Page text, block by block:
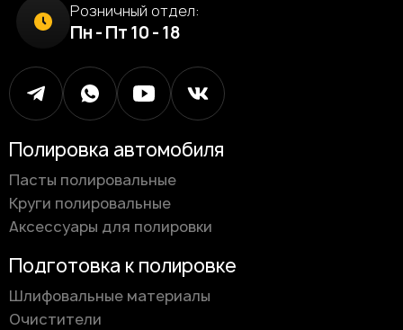
Розничный отдел:
Пн - Пт 10 - 18
Полировка автомобиля
Пасты полировальные
Круги полировальные
Аксессуары для полировки
Подготовка к полировке
Шлифовальные материалы
Очистители